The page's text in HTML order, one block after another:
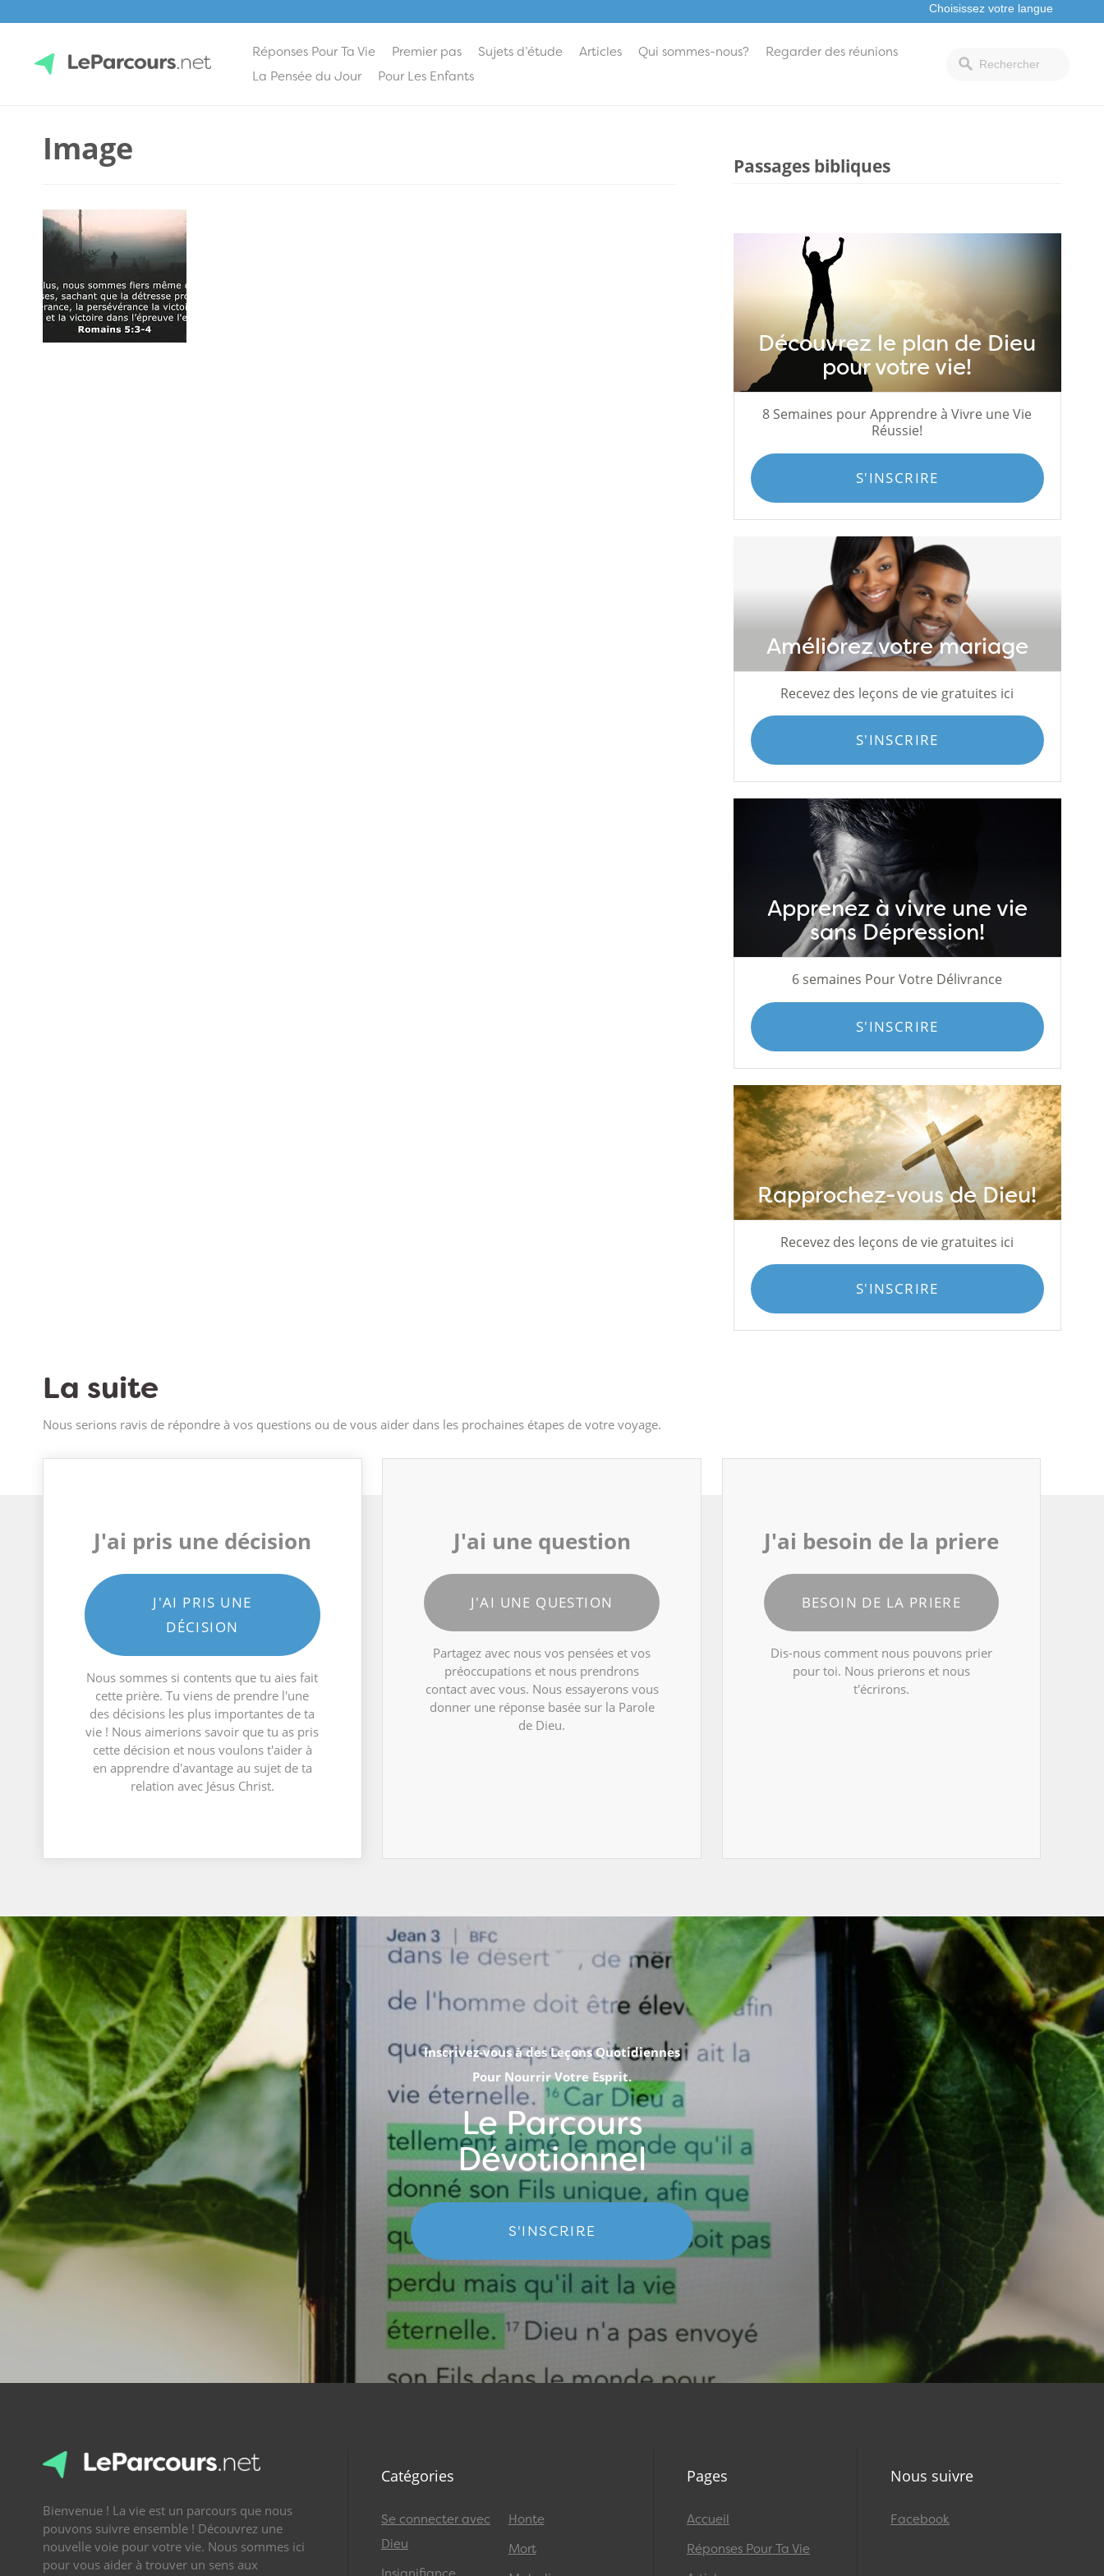
Réponses Pour Ta Vie Premier pas Sujets d’étude Articles Qui sommes-nous?
Regarder des réunions
La Pensée du Jour
Pour Les Enfants
Image Passages bibliques
Découvrez le plan de Dieu
pour votre vie!
8 Semaines pour Apprendre à Vivre une Vie
Réussie!
S'INSCRIRE
Améliorez votre mariage
Recevez des leçons de vie gratuites ici
S'INSCRIRE
Apprenez à vivre une vie
sans Dépression!
6 semaines Pour Votre Délivrance
S'INSCRIRE
Rapprochez-vous de Dieu!
Recevez des leçons de vie gratuites ici
S'INSCRIRE
La suite
Nous serions ravis de répondre à vos questions ou de vous aider dans les prochaines étapes de votre voyage.
J'ai pris une décision
J'AI PRIS UNE
DÉCISION
Nous sommes si contents que tu aies fait
cette prière. Tu viens de prendre l'une
des décisions les plus importantes de ta
vie ! Nous aimerions savoir que tu as pris
cette décision et nous voulons t'aider à
en apprendre d'avantage au sujet de ta
relation avec Jésus Christ.
J'ai une question
J'AI UNE QUESTION
Partagez avec nous vos pensées et vos
préoccupations et nous prendrons
contact avec vous. Nous essayerons vous
donner une réponse basée sur la Parole
de Dieu.
J'ai besoin de la priere
BESOIN DE LA PRIERE
Dis-nous comment nous pouvons prier
pour toi. Nous prierons et nous
t'écrirons.
Inscrivez-vous à des Leçons Quotidiennes
Pour Nourrir Votre Esprit.
Le Parcours
Dévotionnel
S'INSCRIRE
Bienvenue ! La vie est un parcours que nous
pouvons suivre ensemble ! Découvrez une
nouvelle voie pour votre vie. Nous sommes ici
pour vous aider à trouver un sens aux
Catégories
Se connecter avec
Dieu
Honte
Mort
Pages
Accueil
Réponses Pour Ta Vie
Nous suivre
Facebook